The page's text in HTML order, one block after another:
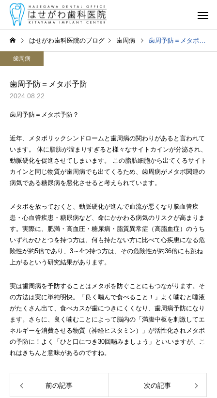
（むし歯・歯周病）
矯正歯科・
マウスピース矯正
はせがわ歯科医院のブログ 歯周病 歯周予防＝メタボ予防
歯周病
歯周予防＝メタボ予防
2024.08.22
歯周予防＝メタボ予防？
近年、メタボリックシンドロームと歯周病の関わりがあると言われて
います。 体に脂肪が溜まりすぎると様々なサイトカインが分泌され、
動脈硬化を促進させてしまいます。 この脂肪細胞から出てくるサイト
カインと同じ物質が歯周病でも出てくるため、歯周病がメタボ関連の
病気である糖尿病を悪化させると考えられています。
メタボを放っておくと、動脈硬化が進んで血流が悪くなり脳血管疾
患・心血管疾患・糖尿病など、命にかかわる病気のリスクが高まりま
す。実際に、肥満・高血圧・糖尿病・脂質異常症（高脂血症）のうち
いずれかひとつを持つ方は、何も持たない方に比べて心疾患になる危
険性が約5倍であり、3～4つ持つ方は、その危険性が約36倍にも跳ね
上がるという研究結果があります。
実は歯周病を予防することはメタボを防ぐことにもつながります。そ
の方法は実に単純明快。「良く噛んで食べること！」よく噛むと唾液
がたくさん出て、食べカスが歯につきにくくなり、歯周病予防になり
ます。さらに、良く噛むことによって脳内の「満腹中枢を刺激してエ
ネルギーを消費させる物質（神経ヒスタミン）」が活性化されメタボ
の予防に！よく「ひと口につき30回噛みましょう」といいますが、こ
れはきちんと意味があるのですね。
前の記事 次の記事